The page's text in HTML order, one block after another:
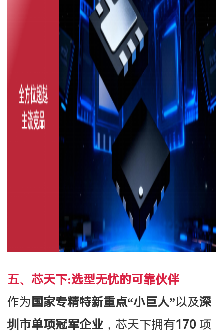
五、芯天下:选型无忧的可靠伙伴
作为 国家专精特新重点“小巨人”以及深
圳市单项冠军企业 ，芯天下拥有170 项